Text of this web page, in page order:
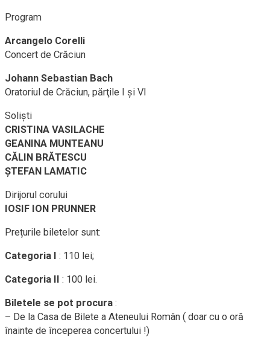
Program
Arcangelo Corelli
Concert de Crăciun
Johann Sebastian Bach
Oratoriul de Crăciun, părţile I şi VI
Solişti
CRISTINA VASILACHE
GEANINA MUNTEANU
CĂLIN BRĂTESCU
ŞTEFAN LAMATIC
Dirijorul corului
IOSIF ION PRUNNER
Prețurile biletelor sunt:
Categoria I : 110 lei;
Categoria II : 100 lei.
Biletele se pot procura :
– De la Casa de Bilete a Ateneului Român ( doar cu o oră
înainte de începerea concertului !)